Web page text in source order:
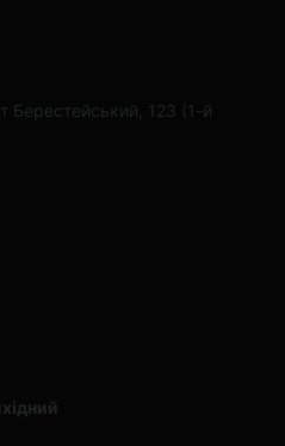
Берестейський, 123 (1-й